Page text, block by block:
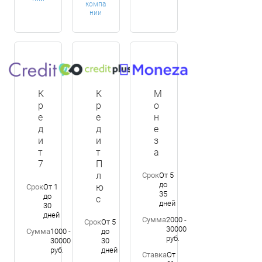
компа
нии
К
р
е
д
и
т
7
СрокОт 1
до
30
дней
Сумма1000 -
30000
руб.
К
р
е
д
и
т
П
л
ю
с
СрокОт 5
до
30
дней
М
о
н
е
з
а
СрокОт 5
до
35
дней
Сумма2000 -
30000
руб.
СтавкаОт